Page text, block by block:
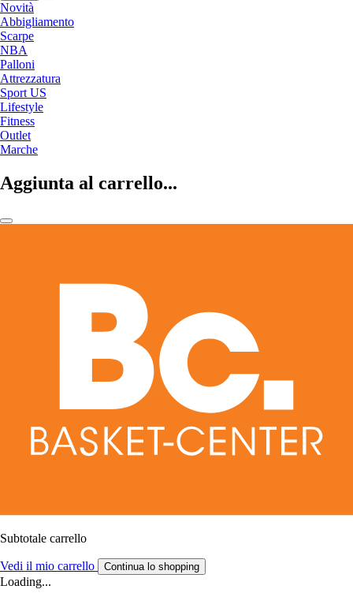
Novità
Abbigliamento
Scarpe
NBA
Palloni
Attrezzatura
Sport US
Lifestyle
Fitness
Outlet
Marche
Aggiunta al carrello...
Subtotale carrello
Vedi il mio carrello Continua lo shopping
Loading...